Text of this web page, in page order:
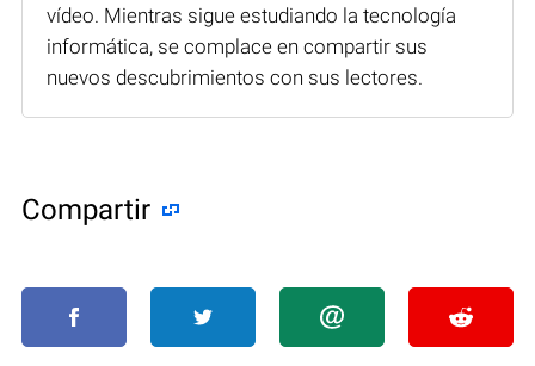
vídeo. Mientras sigue estudiando la tecnología
informática, se complace en compartir sus
nuevos descubrimientos con sus lectores.
Compartir